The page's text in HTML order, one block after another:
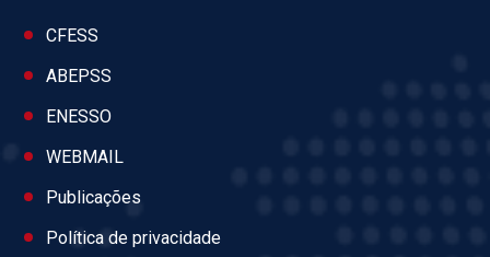
CFESS
ABEPSS
ENESSO
WEBMAIL
Publicações
Política de privacidade